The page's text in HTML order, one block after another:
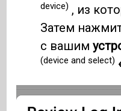
device) , из
Затем
с вашим
(device and select)